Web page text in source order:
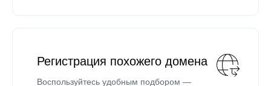
Регистрация похожего домена
Воспользуйтесь удобным подбором —